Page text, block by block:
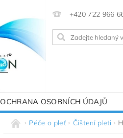
+420 722 966
OCHRANA OSOBNÍCH ÚDAJŮ
Péče o pleť Čištení pleti